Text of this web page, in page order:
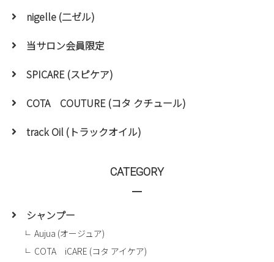
nigelle (二ゼル)
当サロン会員限定
SPICARE (スピケア)
COTA COUTURE (コタ クチュール)
track Oil (トラックオイル)
CATEGORY
シャンプー
Aujua (オージュア)
COTA iCARE (コタ アイケア)